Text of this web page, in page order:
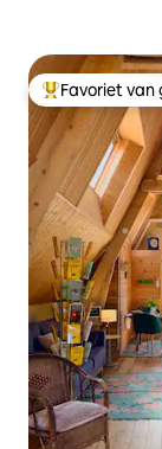
Topfavoriet
Favoriet van